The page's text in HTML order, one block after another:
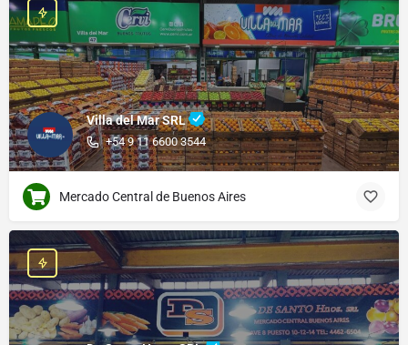
Villa del Mar SRL
+54 9 11 6600 3544
Mercado Central de Buenos Aires